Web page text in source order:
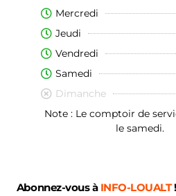
Mercredi
Jeudi
Vendredi
Samedi
Dimanche
Note : Le comptoir de
le samedi.
Abonnez-vous à INFO-LOUALT!